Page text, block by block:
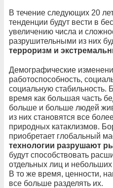
В течение следующих 20
тенденции будут вести в
увеличению числа и
разрушительными из них
терроризм и
Демографические
работоспособность,
социальную стабильность.
время как большая часть
больше и больше людей
из них становятся все
природных катаклизмов.
приобретает глобальный
технологии разрушают
будут способствовать
отдельных лиц и
В то же время, ценности,
все больше разделять их.